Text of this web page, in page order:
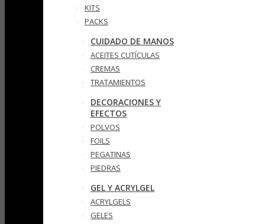
KITS
PACKS
CUIDADO DE MANOS
ACEITES CUTÍCULAS
CREMAS
TRATAMIENTOS
DECORACIONES Y
EFECTOS
POLVOS
FOILS
PEGATINAS
PIEDRAS
GEL Y ACRYLGEL
ACRYLGELS
GELES